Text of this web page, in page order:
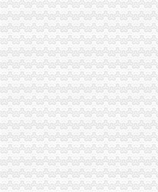
双桥局“双结合”重庆营业执照注销开展社区
高新园局重庆税务注销四举措积做好高温天
南川区副区长王身高对该区微型企业发展工
忠县“三个结合”重庆代办公司选好批微企创
巴南局积开展“结穷亲”重庆税务注销活动
市重庆公司注销政协三届三次会议1004号重
市委督查组对市局创先争优和“三项活动”重
市局副局长李林、重庆公司注销副巡视员田
企业处采取有效措施解决食品生产企业办照
注册局支部采取六项措施扎实开展“一讲二
南岸局“三个到位”重庆公司注销化高温天气
城口局重庆代办公司向庙坝镇驰援近12万元
合同处支部采取四项措施扎实开展“一讲二
北部新区管委会领导带队检查高新园山大道
南川区消委会成功举办南川区届环保家居论